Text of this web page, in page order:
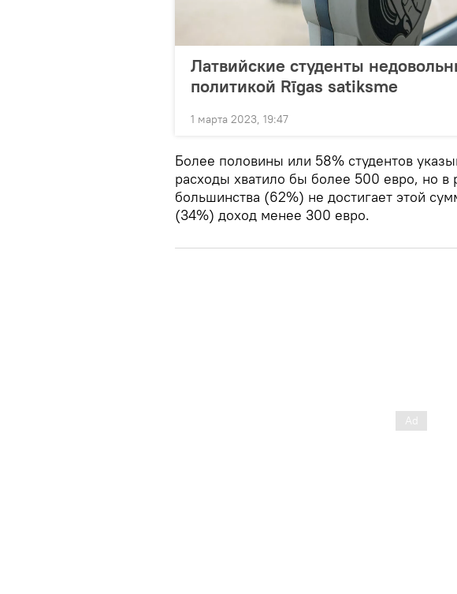
Латвийские студенты
политикой Rīgas satiksme
1 марта 2023, 19:47
Более половины или 58% студентов
расходы хватило бы более 500 евро, но в
большинства (62%) не достигает этой
(34%) доход менее 300 евро.